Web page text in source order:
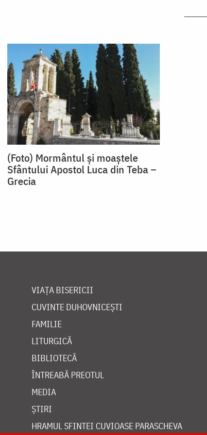
(Foto) Mormântul și moaștele
Sfântului Apostol Luca din Teba –
Grecia
VIAȚA BISERICII
CUVINTE DUHOVNICEȘTI
FAMILIE
LITURGICĂ
BIBLIOTECĂ
ÎNTREABĂ PREOTUL
MEDIA
ȘTIRI
HRAMUL SFINTEI CUVIOASE PARASCHEVA